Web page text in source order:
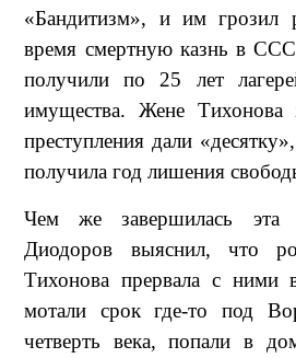
«Бандитизм», и им грозил
время смертную казнь в
получили по 25 лет
имущества. Жене Тихонова
преступления дали
получила год лишения
Чем же завершилась эта
Диодоров выяснил, что
Тихонова прервала с ними
мотали срок где-то под
четверть века, попали в